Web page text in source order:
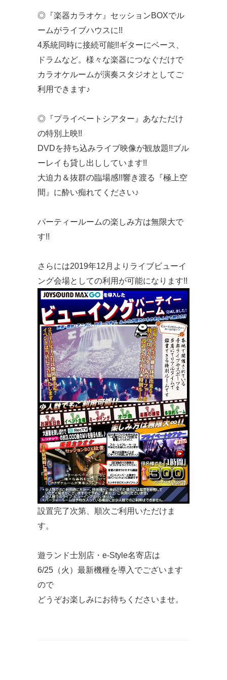
◎『楽器カラオケ』セッションBOXでル
ームがライブハウスに!!
4系統同時に接続可能!!ギターにベース、
ドラムなど。様々な楽器につなぐだけで
カラオケルームが演奏スタジオとしてご
利用できます♪
◎『プライベートシアター』あなただけ
の特別上映!!
DVDを持ち込みライブ映像が観放題!!ブル
ーレイも貸し出ししています!!
大迫力＆抜群の臨場感!!響き渡る『極上空
間』に酔い痴れてください♪
パーティールームの楽しみ方は無限大で
す!!
さらには2019年12月よりライブビューイ
ング会場としての利用が可能になります!!
設置完了次第、順次ご利用いただけま
す。
遊ランド士別店・e-Style名寄店は
6/25（火）最新機種を導入でございます
ので
どうぞお楽しみにお待ちくださいませ。